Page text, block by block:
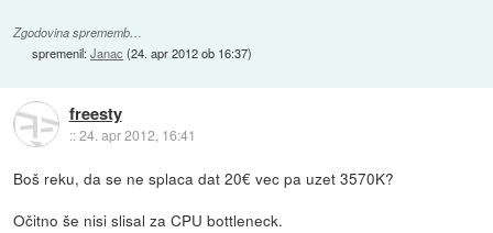
Zgodovina sprememb…
spremenil:Janac (24. apr 2012 ob 16:37)
freesty
::24. apr 2012, 16:41
Boš reku, da se ne splaca dat 20€ vec pa uzet 3570K?
Očitno še nisi slisal za CPU bottleneck.